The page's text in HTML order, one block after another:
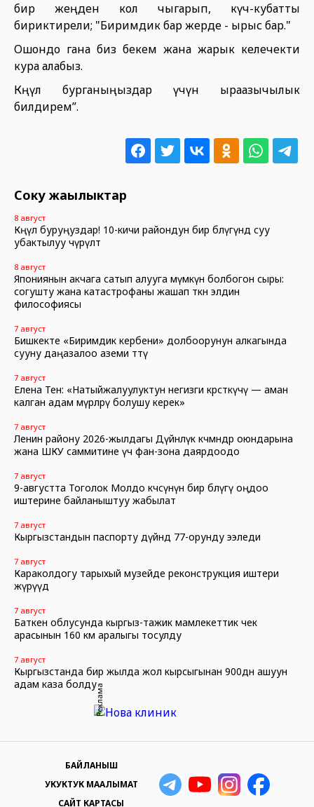
бир жеңден кол чыгарып, күч-кубатты
бириктирели; "Биримдик бар жерде - ырыс бар."
Ошондо гана биз бекем жана жарык келечекти
кура алабыз.
Көңүл бурганыңыздар үчүн ыраазычылык
билдирем”.
Соңку жаңылыктар
8 август
Көңүл буруңуздар! 10-кичи райондун бир бөлүгүндө суу
убактылуу өчүрүлөт
8 август
Япониянын акчага сатып алууга мүмкүн болбогон сыры:
согушту жана катастрофаны жашап өткөн элдин
философиясы
7 август
Бишкекте «Биримдик кербени» долбоорунун алкагында
сууну даңазалоо аземи өттү
7 август
Елена Тен: «Натыйжалуулуктун негизги көрсөткүчү — аман
калган адам өмүрлөрү болушу керек»
7 август
Ленин району 2026-жылдагы Дүйнөлүк көчмөндөр оюндарына
жана ШКУ саммитине үч фан-зона даярдоодо
7 август
9-августта Тоголок Молдо көчөсүнүн бир бөлүгү оңдоо
иштерине байланыштуу жабылат
7 август
Кыргызстандын паспорту дүйнөдө 77-орунду ээледи
7 август
Караколдогу тарыхый музейде реконструкция иштери
жүрүүдө
7 август
Баткен облусунда кыргыз-тажик мамлекеттик чек
арасынын 160 км аралыгы тосулду
7 август
Кыргызстанда бир жылда жол кырсыгынан 900дөн ашуун
адам каза болдуРеклама
БАЙЛАНЫШ
УКУКТУК МААЛЫМАТ
САЙТ КАРТАСЫ